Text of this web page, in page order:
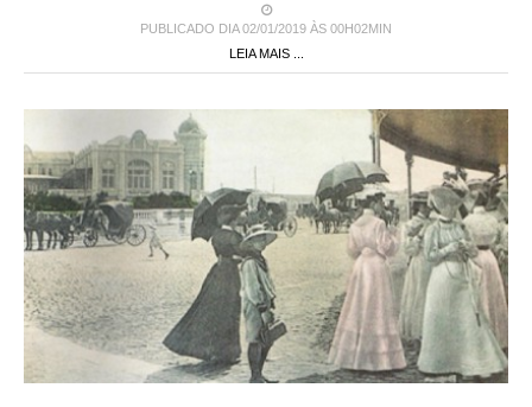
PUBLICADO DIA 02/01/2019 ÀS 00H02MIN
LEIA MAIS ...